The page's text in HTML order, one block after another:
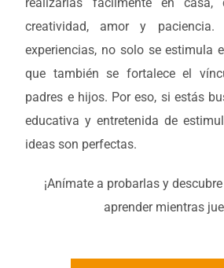
realizarlas fácilmente en
creatividad, amor y
experiencias, no solo se estimula
que también se fortalece el
padres e hijos. Por eso, si estás
educativa y entretenida de
ideas son perfectas.
¡Anímate a probarlas y
aprender mientras